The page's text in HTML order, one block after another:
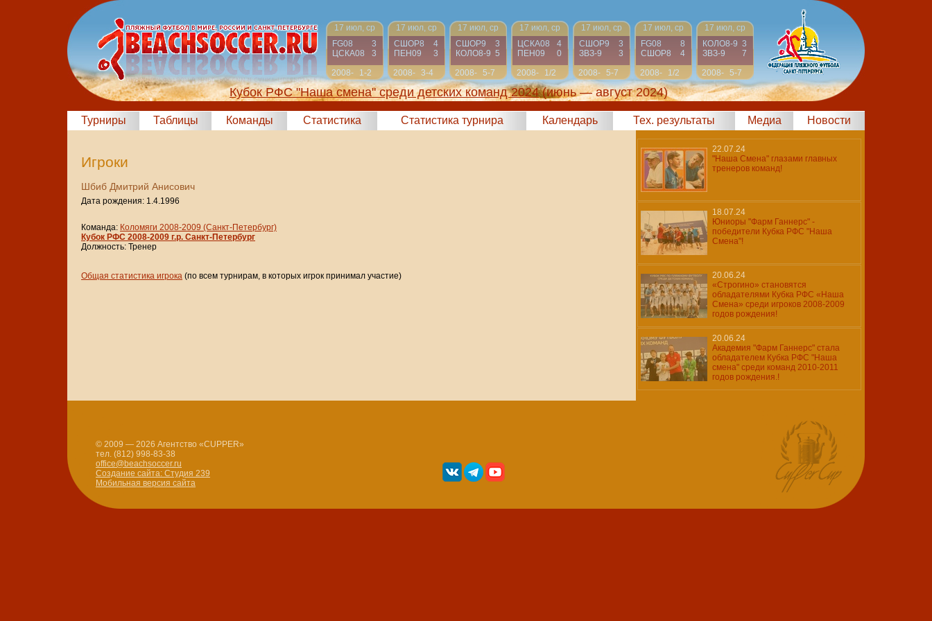
17 июл, ср
FG08
3
ЦСКА08
3
2008-
2009
1-2
17 июл, ср
СШОР8
4
ПЕН09
3
2008-
2009
3-4
17 июл, ср
СШОР9
3
КОЛО8-9 5
2008-
2009
5-7
17 июл, ср
ЦСКА08
4
ПЕН09
0
2008-
2009
1/2
17 июл, ср
СШОР9
3
ЗВЗ-9
3
2008-
2009
5-7
17 июл, ср
FG08
8
СШОР8
4
2008-
2009
1/2
17 июл, ср
КОЛО8-9 3
ЗВЗ-9
7
2008-
2009
5-7
Кубок РФС "Наша смена" среди детских команд 2024 (июнь — август 2024)
Турниры Таблицы Команды Статистика Статистика турнира Календарь Тех. результаты Медиа Новости
Игроки
Шбиб Дмитрий Анисович
Дата рождения: 1.4.1996
Команда: Коломяги 2008-2009 (Санкт-Петербург)
Кубок РФС 2008-2009 г.р. Санкт-Петербург
Должность: Тренер
Общая статистика игрока (по всем турнирам, в которых игрок принимал участие)
22.07.24
"Наша Смена" глазами главных
тренеров команд!
18.07.24
Юниоры "Фарм Ганнерс" -
победители Кубка РФС "Наша
Смена"!
20.06.24
«Строгино» становятся
обладателями Кубка РФС «Наша
Смена» среди игроков 2008-2009
годов рождения!
20.06.24
Академия "Фарм Ганнерс" стала
обладателем Кубка РФС "Наша
смена" среди команд 2010-2011
годов рождения.!
© 2009 — 2026 Агентство «CUPPER»
тел. (812) 998-83-38
office@beachsoccer.ru
Создание сайта: Студия 239
Мобильная версия сайта